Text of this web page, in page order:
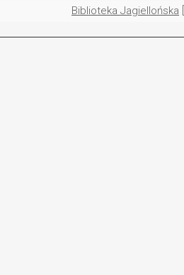
Biblioteka Jagiellońska